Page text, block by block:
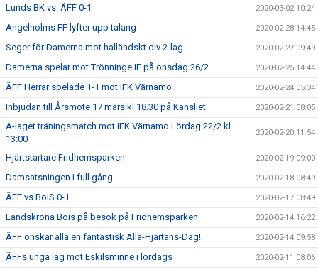
Lunds BK vs. ÄFF 0-1 2020-03-02 10:24
Ängelholms FF lyfter upp talang 2020-02-28 14:45
Seger för Damerna mot halländskt div 2-lag 2020-02-27 09:49
Damerna spelar mot Trönninge IF på onsdag 26/2 2020-02-25 14:44
ÄFF Herrar spelade 1-1 mot IFK Värnamo 2020-02-24 05:34
Inbjudan till Årsmöte 17 mars kl 18.30 på Kansliet 2020-02-21 08:05
A-laget träningsmatch mot IFK Värnamo Lördag 22/2 kl
13:00
2020-02-20 11:54
Hjärtstartare Fridhemsparken 2020-02-19 09:00
Damsatsningen i full gång 2020-02-18 08:49
ÄFF vs BoIS 0-1 2020-02-17 08:49
Landskrona Bois på besök på Fridhemsparken 2020-02-14 16:22
ÄFF önskar alla en fantastisk Alla-Hjärtans-Dag! 2020-02-14 09:58
ÄFFs unga lag mot Eskilsminne i lördags 2020-02-11 08:06